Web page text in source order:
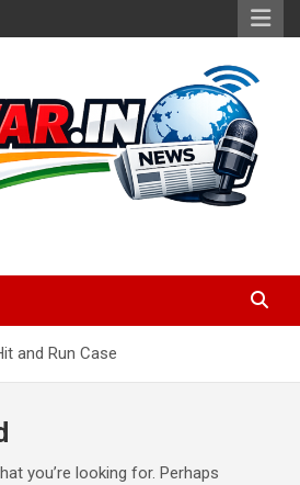
and Run Case
you’re looking for. Perhaps